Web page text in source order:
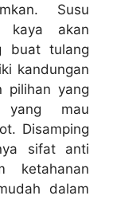
Susu
kaya akan
buat tulang
kandungan
pilihan yang
mau
Disamping
sifat anti
ketahanan
dalam